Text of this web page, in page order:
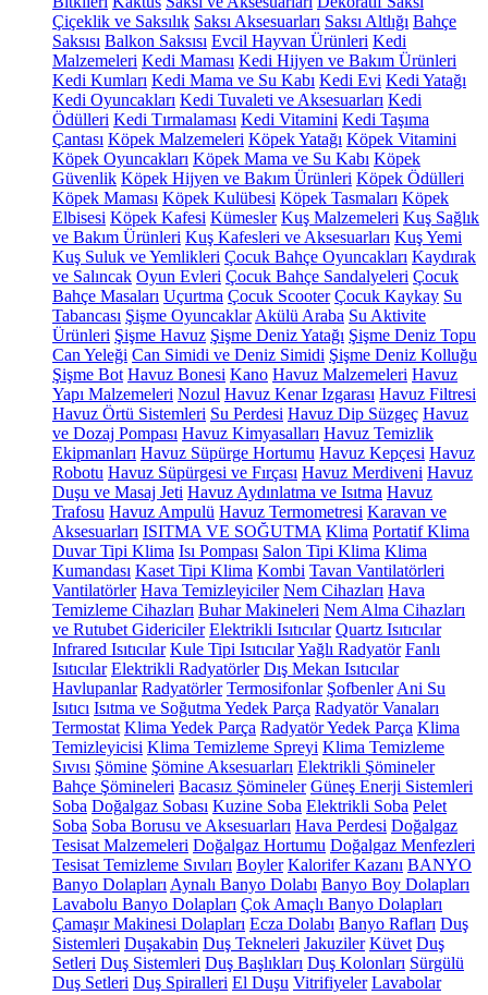
Çiçeklik ve Saksılık Saksı Aksesuarları Saksı Altlığı Bahçe
Saksısı Balkon Saksısı Evcil Hayvan Ürünleri Kedi
Malzemeleri Kedi Maması Kedi Hijyen ve Bakım Ürünleri
Kedi Kumları Kedi Mama ve Su Kabı Kedi Evi Kedi Yatağı
Kedi Oyuncakları Kedi Tuvaleti ve Aksesuarları Kedi
Ödülleri Kedi Tırmalaması Kedi Vitamini Kedi Taşıma
Çantası Köpek Malzemeleri Köpek Yatağı Köpek Vitamini
Köpek Oyuncakları Köpek Mama ve Su Kabı Köpek
Güvenlik Köpek Hijyen ve Bakım Ürünleri Köpek Ödülleri
Köpek Maması Köpek Kulübesi Köpek Tasmaları Köpek
Elbisesi Köpek Kafesi Kümesler Kuş Malzemeleri Kuş Sağlık
ve Bakım Ürünleri Kuş Kafesleri ve Aksesuarları Kuş Yemi
Kuş Suluk ve Yemlikleri Çocuk Bahçe Oyuncakları Kaydırak
ve Salıncak Oyun Evleri Çocuk Bahçe Sandalyeleri Çocuk
Bahçe Masaları Uçurtma Çocuk Scooter Çocuk Kaykay Su
Tabancası Şişme Oyuncaklar Akülü Araba Su Aktivite
Ürünleri Şişme Havuz Şişme Deniz Yatağı Şişme Deniz Topu
Can Yeleği Can Simidi ve Deniz Simidi Şişme Deniz Kolluğu
Şişme Bot Havuz Bonesi Kano Havuz Malzemeleri Havuz
Yapı Malzemeleri Nozul Havuz Kenar Izgarası Havuz Filtresi
Havuz Örtü Sistemleri Su Perdesi Havuz Dip Süzgeç Havuz
ve Dozaj Pompası Havuz Kimyasalları Havuz Temizlik
Ekipmanları Havuz Süpürge Hortumu Havuz Kepçesi Havuz
Robotu Havuz Süpürgesi ve Fırçası Havuz Merdiveni Havuz
Duşu ve Masaj Jeti Havuz Aydınlatma ve Isıtma Havuz
Trafosu Havuz Ampulü Havuz Termometresi Karavan ve
Aksesuarları ISITMA VE SOĞUTMA Klima Portatif Klima
Duvar Tipi Klima Isı Pompası Salon Tipi Klima Klima
Kumandası Kaset Tipi Klima Kombi Tavan Vantilatörleri
Vantilatörler Hava Temizleyiciler Nem Cihazları Hava
Temizleme Cihazları Buhar Makineleri Nem Alma Cihazları
ve Rutubet Gidericiler Elektrikli Isıtıcılar Quartz Isıtıcılar
Infrared Isıtıcılar Kule Tipi IsıtıcılarYağlı Radyatör Fanlı
Isıtıcılar Elektrikli Radyatörler Dış Mekan Isıtıcılar
Havlupanlar Radyatörler Termosifonlar Şofbenler Ani Su
Isıtıcı Isıtma ve Soğutma Yedek Parça Radyatör Vanaları
Termostat Klima Yedek Parça Radyatör Yedek Parça Klima
Temizleyicisi Klima Temizleme Spreyi Klima Temizleme
Sıvısı Şömine Şömine Aksesuarları Elektrikli Şömineler
Bahçe Şömineleri Bacasız Şömineler Güneş Enerji Sistemleri
Soba Doğalgaz Sobası Kuzine Soba Elektrikli Soba Pelet
Soba Soba Borusu ve Aksesuarları Hava Perdesi Doğalgaz
Tesisat Malzemeleri Doğalgaz Hortumu Doğalgaz Menfezleri
Tesisat Temizleme Sıvıları Boyler Kalorifer Kazanı BANYO
Banyo Dolapları Aynalı Banyo Dolabı Banyo Boy Dolapları
Lavabolu Banyo Dolapları Çok Amaçlı Banyo Dolapları
Çamaşır Makinesi Dolapları Ecza Dolabı Banyo Rafları Duş
Sistemleri Duşakabin Duş Tekneleri Jakuziler Küvet Duş
Setleri Duş Sistemleri Duş Başlıkları Duş Kolonları Sürgülü
Duş Setleri Duş Spiralleri El Duşu Vitrifiyeler Lavabolar